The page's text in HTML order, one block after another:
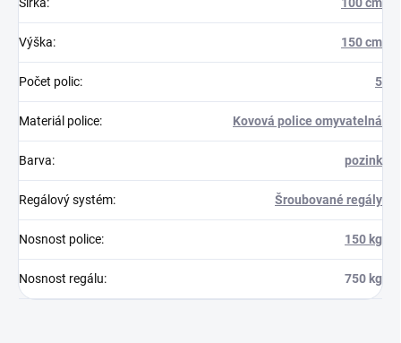
Výška: 150 cm
Počet polic: 5
Materiál police: Kovová police omyvatelná
Barva: pozink
Regálový systém: Šroubované regály
Nosnost police: 150 kg
Nosnost regálu: 750 kg